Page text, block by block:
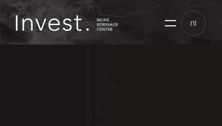
Skip
content
nl